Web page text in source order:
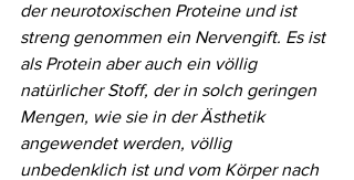
der neurotoxischen Proteine und ist
streng genommen ein Nervengift. Es ist
als Protein aber auch ein völlig
natürlicher Stoff, der in solch geringen
Mengen, wie sie in der Ästhetik
angewendet werden, völlig
unbedenklich ist und vom Körper nach